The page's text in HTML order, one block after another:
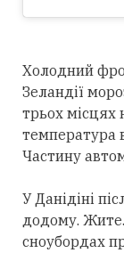
Холодний
Зеландії
трьох місцях
температура
Частину
У Данідіні
додому.
сноубордах